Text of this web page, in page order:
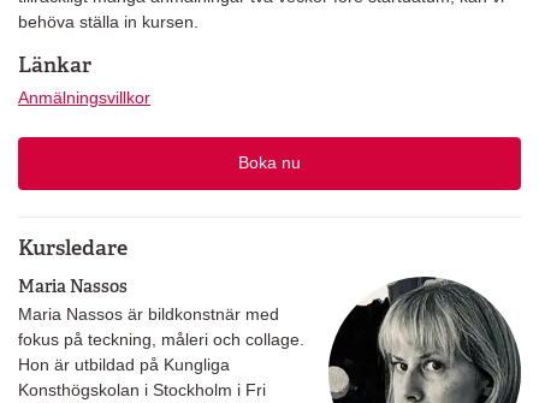
behöva ställa in kursen.
Länkar
Anmälningsvillkor
Boka nu
Kursledare
Maria Nassos
Maria Nassos är bildkonstnär med
fokus på teckning, måleri och collage.
Hon är utbildad på Kungliga
Konsthögskolan i Stockholm i Fri